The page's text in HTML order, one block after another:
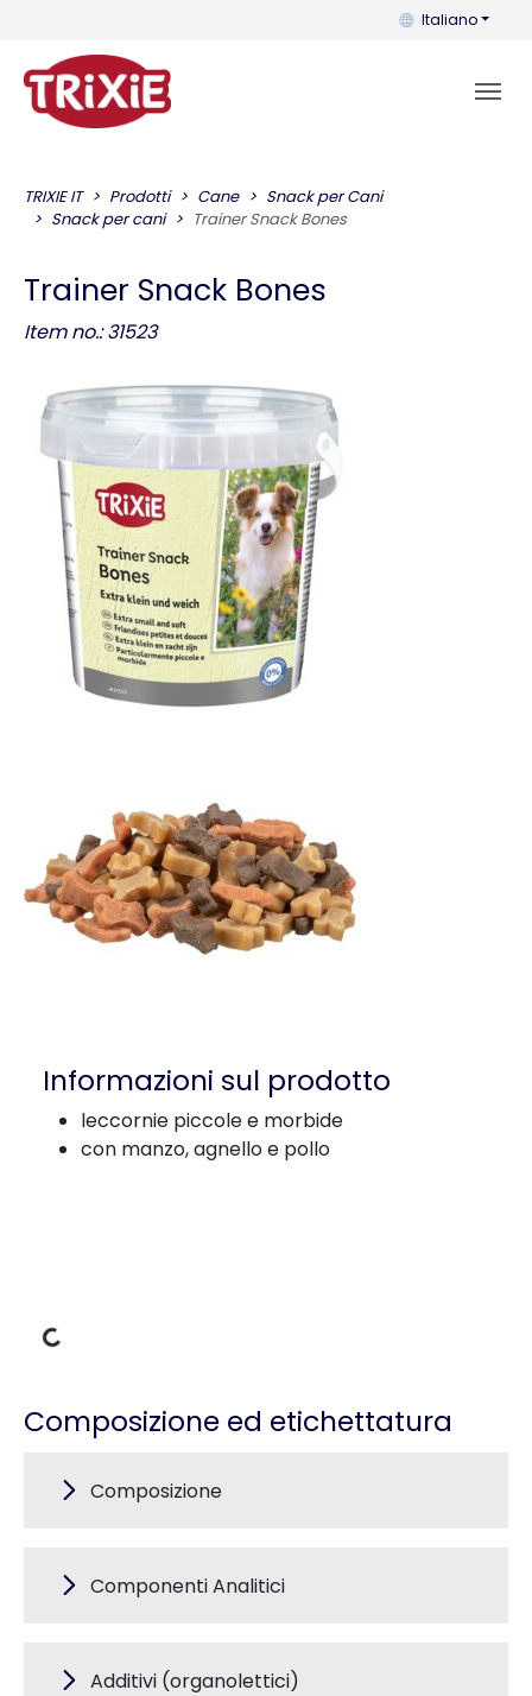
Puoi cambiare
Italiano
TRIXIE IT Prodotti Cane
Snack per Cani
Snack per cani
Trainer Snack Bones
Trainer Snack Bones
Item no.: 31523
Informazioni sul prodotto
leccornie piccole e morbide
con manzo, agnello e pollo
Dati di carico
Composizione ed etichettatura
Composizione
Componenti Analitici
Additivi (organolettici)